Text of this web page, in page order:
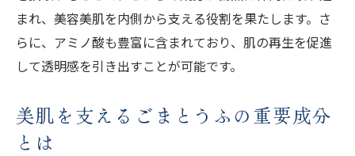
まれ、美容美肌を内側から支える役割を果たします。さ
らに、アミノ酸も豊富に含まれており、肌の再生を促進
して透明感を引き出すことが可能です。
美肌を支えるごまとうふの重要成分
とは